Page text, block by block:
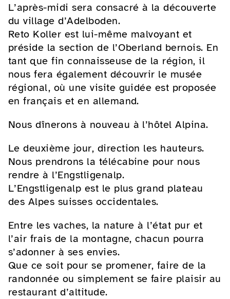
L’après-midi sera consacré à la découverte
du village d’Adelboden.
Reto Koller est lui-même malvoyant et
préside la section de l’Oberland bernois. En
tant que fin connaisseuse de la région, il
nous fera également découvrir le musée
régional, où une visite guidée est proposée
en français et en allemand.
Nous dînerons à nouveau à l’hôtel Alpina.
Le deuxième jour, direction les hauteurs.
Nous prendrons la télécabine pour nous
rendre à l’Engstligenalp.
L’Engstligenalp est le plus grand plateau
des Alpes suisses occidentales.
Entre les vaches, la nature à l’état pur et
l’air frais de la montagne, chacun pourra
s’adonner à ses envies.
Que ce soit pour se promener, faire de la
randonnée ou simplement se faire plaisir au
restaurant d’altitude.